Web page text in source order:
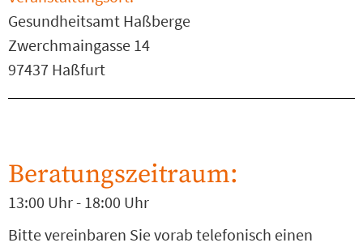
Gesundheitsamt Haßberge
Zwerchmaingasse 14
97437 Haßfurt
Beratungszeitraum:
13:00 Uhr - 18:00 Uhr
Bitte vereinbaren Sie vorab telefonisch einen